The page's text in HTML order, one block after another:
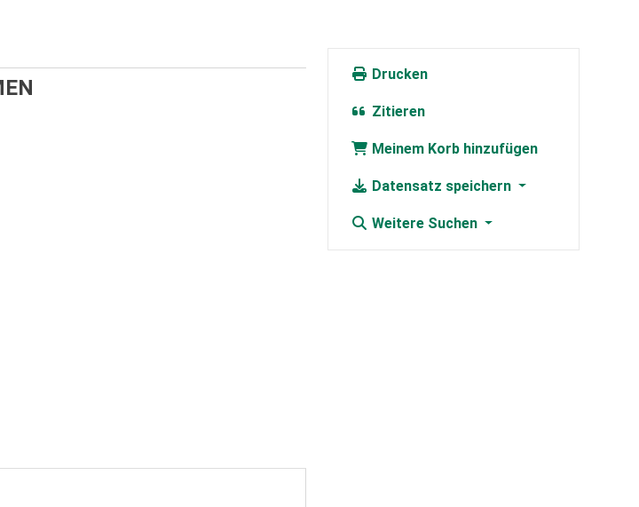
Drucken
Zitieren
Meinem Korb hinzufügen
Datensatz speichern
Weitere Suchen